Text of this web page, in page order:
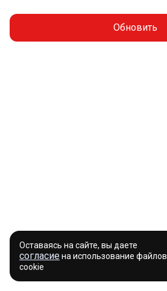
Обновить
Оставаясь на сайте, вы даете
согласиена использование файлов
cookie